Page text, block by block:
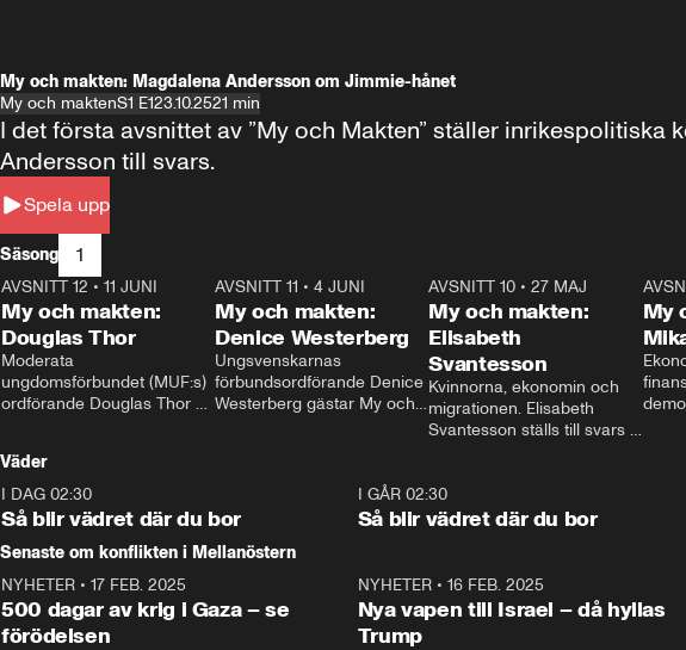
My och makten: Magdalena Andersson om Jimmie-hånet
My och maktenS1 E123.10.2521 min
Spela upp
I det första avsnittet av ”My och Makten” ställer
Andersson till svars.
Säsong 1
26:27
AVSNITT 12 • 11 JUNI
My och makten:
Douglas Thor
Moderata
ungdomsförbundet (MUF:s)
ordförande Douglas Thor
tonårsutvisningarna och hur
Moderaterna ska locka
väljare till valet i höst.
23:40
AVSNITT 11 •4 JUNI
My och makten:
Denice Westerberg
Ungsvenskarnas
förbundsordförande Denice
Westerberg gästar My och
AVSNITT 10 •27 MAJ
My och makten:
Elisabeth
Svantesson
Kvinnorna, ekonomin och
migrationen. Elisabeth
Svantesson ställs till svars
My
Väder
I DAG 02:30
Så blir vädret där du bor
I GÅR 02:30
Så blir vädret där du bor
Senaste om konflikten i Mellanöstern
NYHETER • 17 FEB. 2025
500 dagar av krig i Gaza – se
förödelsen
NYHETER• 16 FEB. 2025
Nya vapen till Israel – då hyllas
Trump